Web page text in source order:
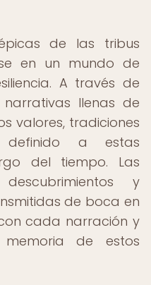
de las tribus
en un mundo de
A través de
llenas de
valores, tradiciones
a estas
del tiempo. Las
y
de boca en
cada narración y
de estos